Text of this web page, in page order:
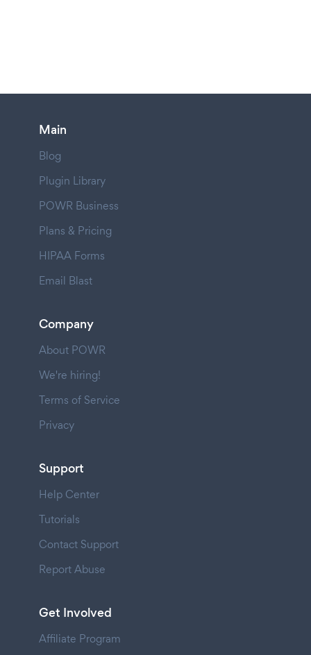
Main
Blog
Plugin Library
POWR Business
Plans & Pricing
HIPAA Forms
Email Blast
Company
About POWR
We're hiring!
Terms of Service
Privacy
Support
Help Center
Tutorials
Contact Support
Report Abuse
Get Involved
Affiliate Program